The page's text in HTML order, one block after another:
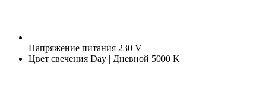
Напряжение питания 230 V
Цвет свечения Day | Дневной 5000 K